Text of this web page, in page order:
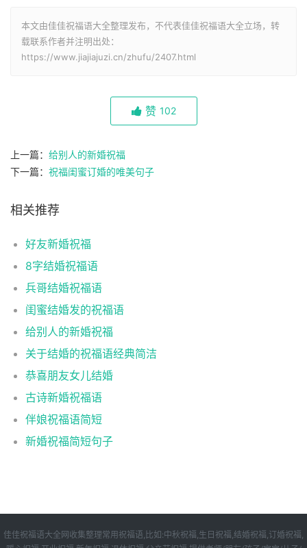
本文由佳佳祝福语大全整理发布，不代表佳佳祝福语大全立场，转
载联系作者并注明出处：
https://www.jiajiajuzi.cn/zhufu/2407.html
赞 102
上一篇： 给别人的新婚祝福
下一篇： 祝福闺蜜订婚的唯美句子
相关推荐
好友新婚祝福
8字结婚祝福语
兵哥结婚祝福语
闺蜜结婚发的祝福语
给别人的新婚祝福
关于结婚的祝福语经典简洁
恭喜朋友女儿结婚
古诗新婚祝福语
伴娘祝福语简短
新婚祝福简短句子
佳佳祝福语大全网收集整理常用祝福语,比如:中秋祝福,生日祝福,结婚祝福,订婚祝福,